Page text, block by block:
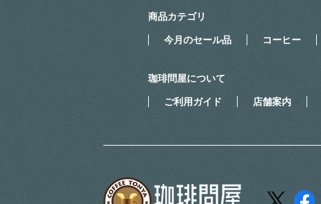
商品カテゴリ
今月のセール品 コーヒー
珈琲問屋について
ご利用ガイド 店舗案内